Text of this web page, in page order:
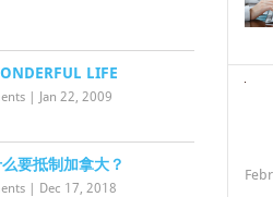
LIFE
Jan 22, 2009
要抵制加拿大？
Dec 17, 2018